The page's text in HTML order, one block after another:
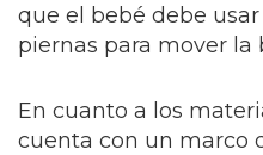
que el bebé debe
piernas para mover la
En cuanto a los
cuenta con un marco